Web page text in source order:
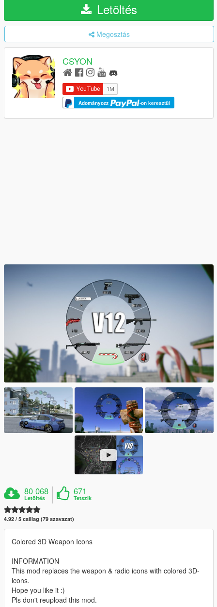
Letöltés
Megosztás
CSYON
Adományozz -on keresztül
80 068
Letöltés
671
Tetszik
4.92 / 5 csillag (79 szavazat)
Colored 3D Weapon Icons
INFORMATION
This mod replaces the weapon & radio icons with colored 3D-
icons.
Hope you like it :)
Pls don't reupload this mod.